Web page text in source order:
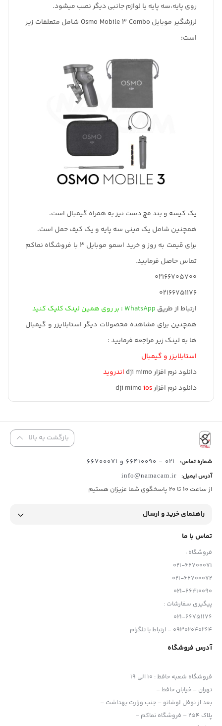
روی پایه،سه پایه یا لوازم جانبی‌ دیگر نصب میشود.
لرزشگیر موبایل Osmo Mobile 3 Combo شامل متعلقات زیر
است:
یک کیسه و بند مچ دست نیز به همراه گیمبال است.
همچنین شامل یک مینی سه پایه و یک کیف حمل است.
برای قیمت به روز و خرید اسمو موبایل 3 با فروشگاه نماکم
تماس حاصل فرمایید.
02166705700
02166751176
ارتباط از طریق WhatsApp : بر روی همین لینک کلیک کنید
همچنین برای مشاهده محصولات دیگر استابلایزر و گیمبال
ها به لینک زیر مراجعه فرمایید :
استابلایزر و گیمبال
دانلود نرم افزار dji mimo
اندروید
دانلود نرم افزار dji mimoios
بازگشت به بالا
شماره تماس: 021 - 66410090 و 66700071
آدرس ایمیل: info@namacam.ir
از ساعت 10 تا 20 پاسخگوی شما عزیزان هستیم
راهنمای خرید و ارسال
تماس با ما
فروشگاه :
021-66700071
021-66700072
021-66410090
پیگیری سفارشات :
021-66751176
09302040264 – ارتباط با تلگرام
آدرس فروشگاه
فروشگاه شعبه حافظ: 10 الی 19
تهران – خیابان حافظ –
بعد از نوفل لوشاتو – جنب وزارت بهداشت –
پلاک 254 – فروشگاه نماکم –